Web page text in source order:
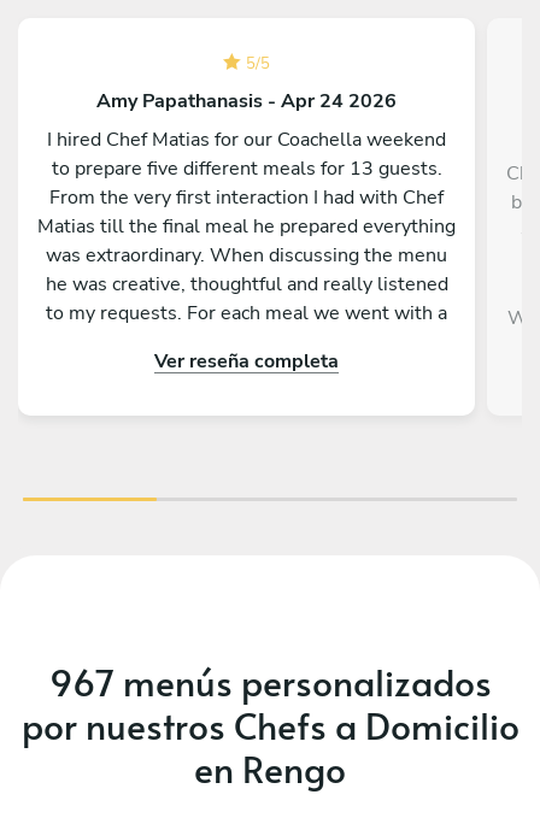
5/5
Amy Papathanasis - Apr 24 2026
I hired Chef Matias for our Coachella weekend
to prepare five different meals for 13 guests.
From the very first interaction I had with Chef
Matias till the final meal he prepared everything
was extraordinary. When discussing the menu
he was creative, thoughtful and really listened
to my requests. For each meal we went with a
Mexican.. Every meal was beautifully presented
weekend flowed beautifully. If you’re
considering a private chef experience and want
something that feels special, elevated, and
genuinely unforgettable, this is it. I would
absolutely book Chef Matias without hesitation.
Ver reseña completa
967 menús personalizados
por nuestros Chefs a Domicilio
en Rengo